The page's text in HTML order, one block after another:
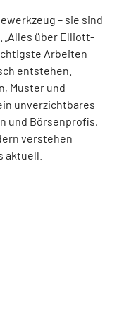
– sie sind
„Alles über Elliott-
Arbeiten
entstehen.
Muster und
unverzichtbares
und Börsenprofis,
verstehen
aktuell.